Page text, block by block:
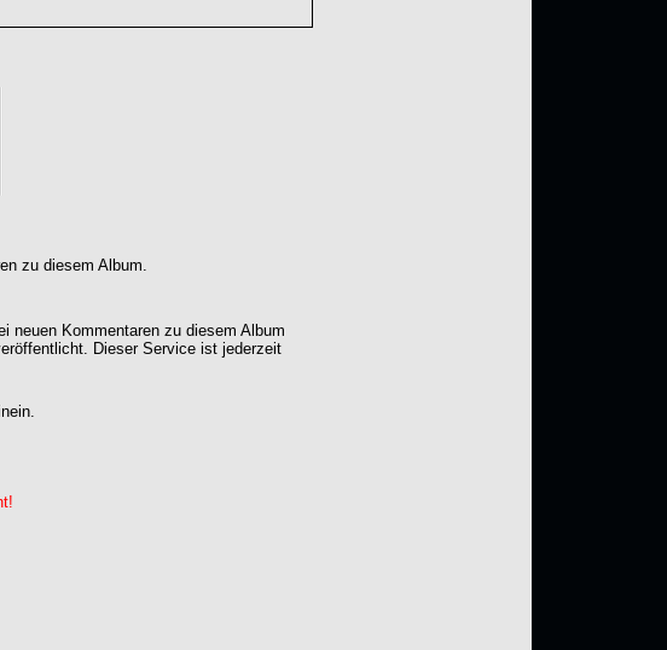
zu diesem Album.
neuen Kommentaren zu diesem Album
Dieser Service ist jederzeit